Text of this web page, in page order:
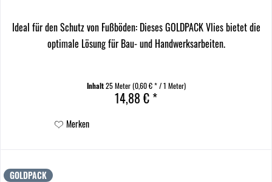
Ideal für den Schutz von Fußböden: Dieses GOLDPACK Vlies bietet die
optimale Lösung für Bau- und Handwerksarbeiten.
Inhalt25 Meter(0,60 € * / 1 Meter)
14,88 € *
Merken
GOLDPACK